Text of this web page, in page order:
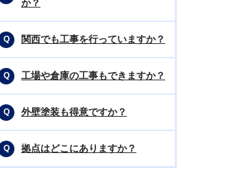
か？
関西でも工事を行っていますか？
工場や倉庫の工事もできますか？
外壁塗装も得意ですか？
拠点はどこにありますか？